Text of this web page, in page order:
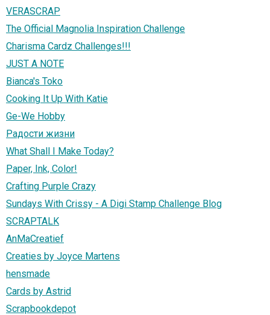
VERASCRAP
The Official Magnolia Inspiration Challenge
Charisma Cardz Challenges!!!
JUST A NOTE
Bianca's Toko
Cooking It Up With Katie
Ge-We Hobby
Радости жизни
What Shall I Make Today?
Paper, Ink, Color!
Crafting Purple Crazy
Sundays With Crissy - A Digi Stamp Challenge Blog
SCRAPTALK
AnMaCreatief
Creaties by Joyce Martens
hensmade
Cards by Astrid
Scrapbookdepot